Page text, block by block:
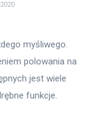
myśliwego.
polowania na
jest wiele
funkcje.